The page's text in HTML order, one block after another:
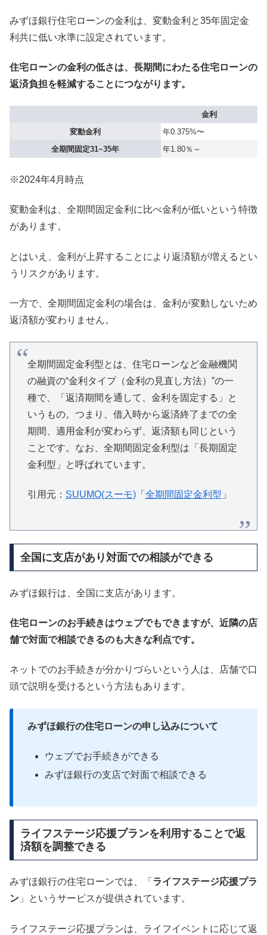
みずほ銀行住宅ローンの金利は、変動金利と35年固定金
利共に低い水準に設定されています。
住宅ローンの金利の低さは、長期間にわたる住宅ローンの
返済負担を軽減することにつながります。
金利
変動金利
年0.375%〜
全期間固定31~35年
年1.80％～
※2024年4月時点
変動金利は、全期間固定金利に比べ金利が低いという特徴
があります。
とはいえ、金利が上昇することにより返済額が増えるとい
うリスクがあります。
一方で、全期間固定金利の場合は、金利が変動しないため
返済額が変わりません。
全期間固定金利型とは、住宅ローンなど金融機関
の融資の“金利タイプ（金利の見直し方法）”の一
種で、「返済期間を通して、金利を固定する」と
いうもの。つまり、借入時から返済終了までの全
期間、適用金利が変わらず、返済額も同じという
ことです。なお、全期間固定金利型は「長期固定
金利型」と呼ばれています。
引用元： SUUMO(スーモ)「 全期間固定金利型 」
全国に支店があり対面での相談ができる
みずほ銀行は、全国に支店があります。
住宅ローンのお手続きはウェブでもできますが、近隣の店
舗で対面で相談できるのも大きな利点です。
ネットでのお手続きが分かりづらいという人は、店舗で口
頭で説明を受けるという方法もあります。
みずほ銀行の住宅ローンの申し込みについて
ウェブでお手続きができる
みずほ銀行の支店で対面で相談できる
ライフステージ応援プランを利用することで返
済額を調整できる
みずほ銀行の住宅ローンでは、「 ライフステージ応援プラ
ン 」というサービスが提供されています。
ライフステージ応援プランは、ライフイベントに応じて返